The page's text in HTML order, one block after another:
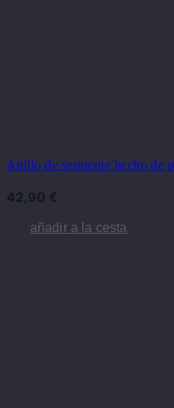
Anillo de serpiente hecho de
42,90 €
añadir a la cesta